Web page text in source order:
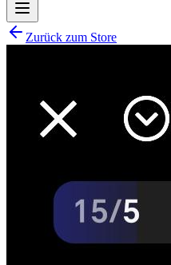
Zurück zum Store